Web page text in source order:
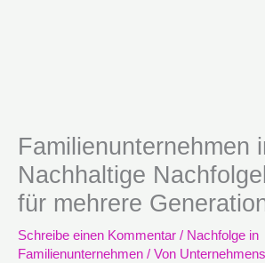
Familienunternehmen
Nachhaltige
für mehrere
Schreibe einen Kommentar / Nachfolge in
Familienunternehmen / Von